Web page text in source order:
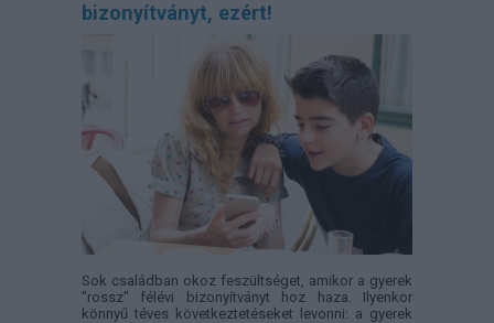
bizonyítványt, ezért!
Sok családban okoz feszültséget, amikor a gyerek
"rossz" félévi bizonyítványt hoz haza. Ilyenkor
könnyű téves következtetéseket levonni: a gyerek